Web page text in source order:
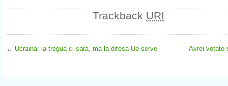
Trackback URI
← Ucraina: la tregua ci sarà, ma la difesa Ue serve Avrei votato